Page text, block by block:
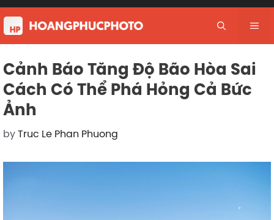
Skip
to
content
Cảnh Báo Tăng Độ Bão Hòa Sai
Cách Có Thể Phá Hỏng Cả Bức
Ảnh
byTruc Le Phan Phuong